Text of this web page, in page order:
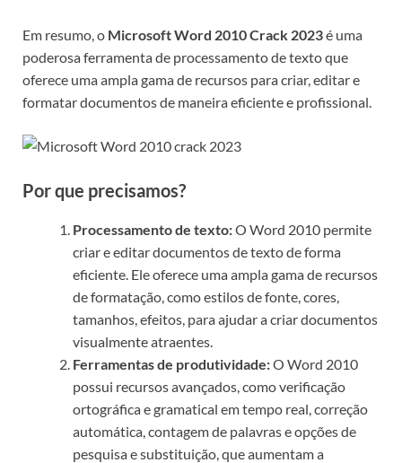
Em resumo, o Microsoft Word 2010 Crack 2023é uma
poderosa ferramenta de processamento de texto que
oferece uma ampla gama de recursos para criar, editar e
formatar documentos de maneira eficiente e profissional.
Por que precisamos?
Processamento de texto:O Word 2010 permite
criar e editar documentos de texto de forma
eficiente. Ele oferece uma ampla gama de recursos
de formatação, como estilos de fonte, cores,
tamanhos, efeitos, para ajudar a criar documentos
visualmente atraentes.
Ferramentas de produtividade:O Word 2010
possui recursos avançados, como verificação
ortográfica e gramatical em tempo real, correção
automática, contagem de palavras e opções de
pesquisa e substituição, que aumentam a